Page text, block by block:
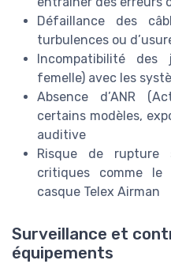
Défaillance des
turbulences ou
Incompatibilité des
femelle) avec les
Absence d’ANR
certains modèles,
auditive
Risque de rupture
critiques comme
casque Telex Airman
Surveillance et
équipements